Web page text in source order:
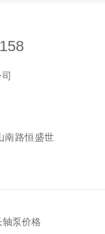
南路恒盛世
轴泵价格